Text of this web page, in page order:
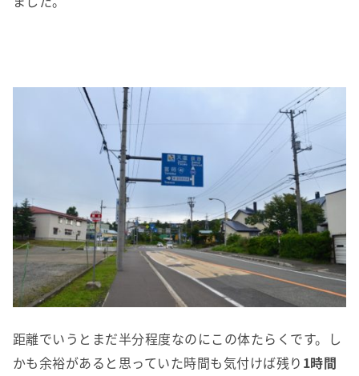
距離でいうとまだ半分程度なのにこの体たらくです。し
かも余裕があると思っていた時間も気付けば残り 1時間